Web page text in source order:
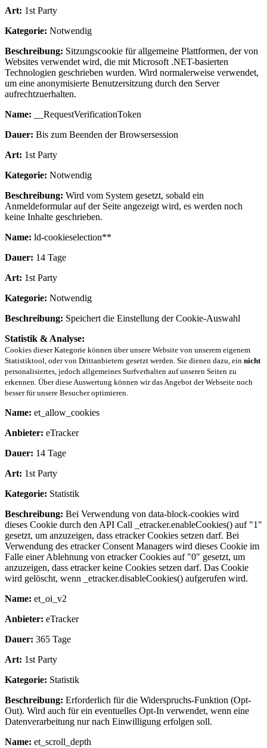
Art: 1st Party
Kategorie: Notwendig
Beschreibung: Sitzungscookie für allgemeine Plattformen, der von
Websites verwendet wird, die mit Microsoft .NET-basierten
Technologien geschrieben wurden. Wird normalerweise verwendet,
um eine anonymisierte Benutzersitzung durch den Server
aufrechtzuerhalten.
Name: __RequestVerificationToken
Dauer: Bis zum Beenden der Browsersession
Art: 1st Party
Kategorie: Notwendig
Beschreibung: Wird vom System gesetzt, sobald ein
Anmeldeformular auf der Seite angezeigt wird, es werden noch
keine Inhalte geschrieben.
Name: ld-cookieselection**
Dauer: 14 Tage
Art: 1st Party
Kategorie: Notwendig
Beschreibung: Speichert die Einstellung der Cookie-Auswahl
Statistik & Analyse:
Cookies dieser Kategorie können über unsere Website von unserem eigenem
Statistiktool, oder von Drittanbietern gesetzt werden. Sie dienen dazu, ein nicht
personalisiertes, jedoch allgemeines Surfverhalten auf unseren Seiten zu
erkennen. Über diese Auswertung können wir das Angebot der Webseite noch
besser für unsere Besucher optimieren.
Name: et_allow_cookies
Anbieter: eTracker
Dauer: 14 Tage
Art: 1st Party
Kategorie: Statistik
Beschreibung: Bei Verwendung von data-block-cookies wird
dieses Cookie durch den API Call _etracker.enableCookies() auf "1"
gesetzt, um anzuzeigen, dass etracker Cookies setzen darf. Bei
Verwendung des etracker Consent Managers wird dieses Cookie im
Falle einer Ablehnung von etracker Cookies auf "0" gesetzt, um
anzuzeigen, dass etracker keine Cookies setzen darf. Das Cookie
wird gelöscht, wenn _etracker.disableCookies() aufgerufen wird.
Name: et_oi_v2
Anbieter: eTracker
Dauer: 365 Tage
Art: 1st Party
Kategorie: Statistik
Beschreibung: Erforderlich für die Widerspruchs-Funktion (Opt-
Out). Wird auch für ein eventuelles Opt-In verwendet, wenn eine
Datenverarbeitung nur nach Einwilligung erfolgen soll.
Name: et_scroll_depth